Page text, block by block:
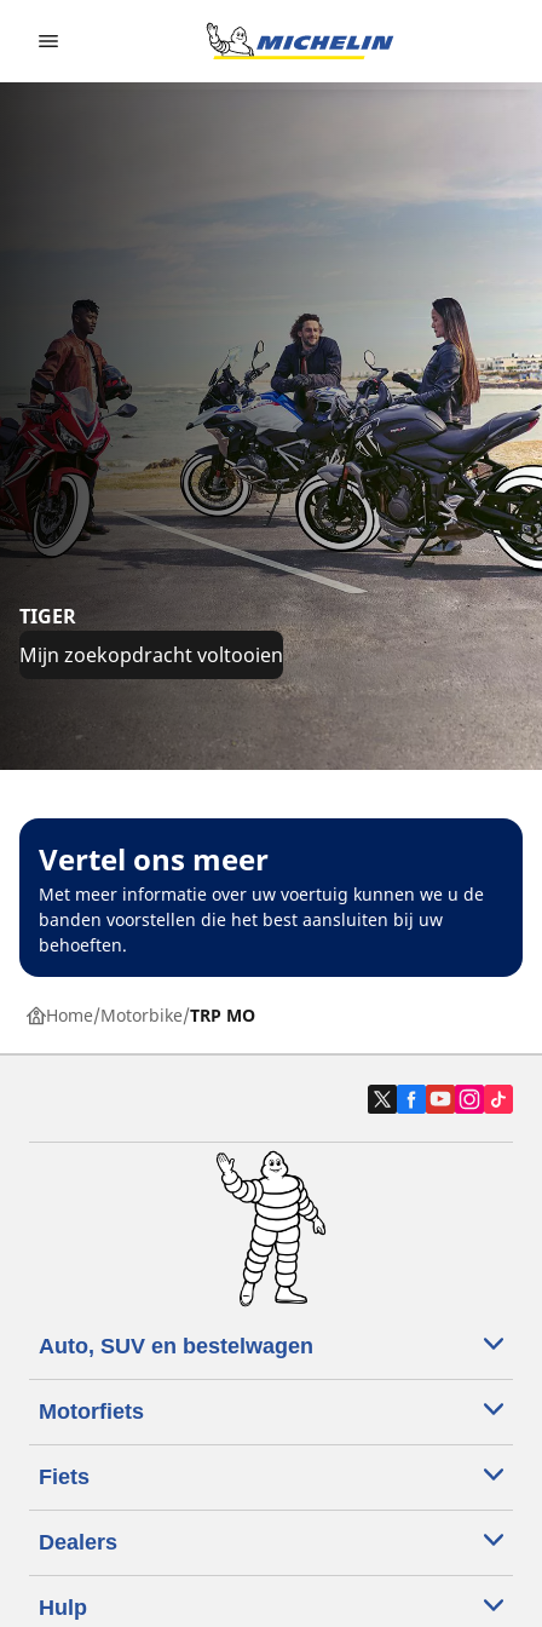
TIGER
Mijn zoekopdracht voltooien
Vertel ons meer
Met meer informatie over uw voertuig kunnen we u de
banden voorstellen die het best aansluiten bij uw
behoeften.
Home Motorbike TRP MO
Auto, SUV en bestelwagen
Motorfiets
Fiets
Dealers
Hulp